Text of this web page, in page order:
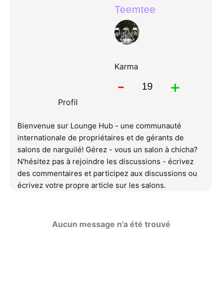
Bienvenue sur Lounge Hub - une communauté
internationale de propriétaires et de gérants de
salons de narguilé! Gérez - vous un salon à chicha?
N'hésitez pas à rejoindre les discussions - écrivez
des commentaires et participez aux discussions ou
écrivez votre propre article sur les salons.
Profil
Teemtee
Karma
- +
Aucun message n'a été trouvé